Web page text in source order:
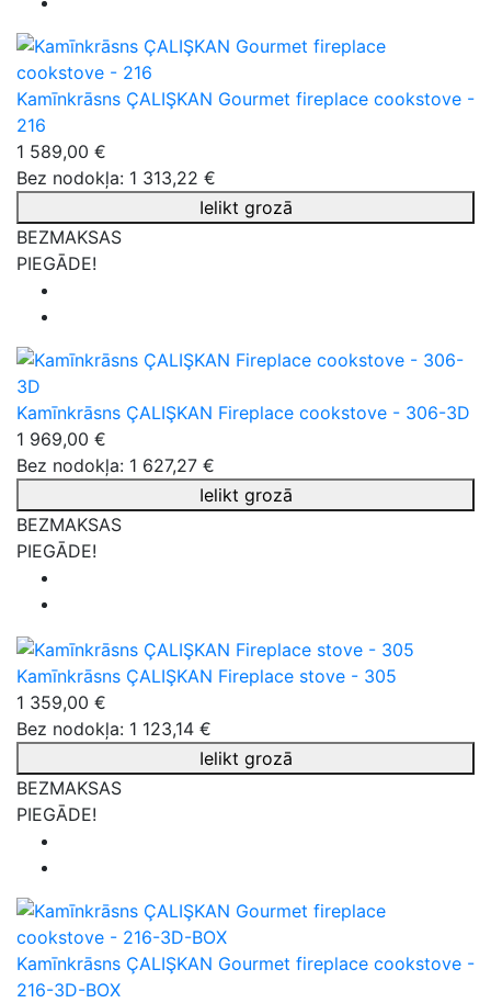
Kamīnkrāsns ÇALIŞKAN Gourmet fireplace cookstove -
216
1 589,00 €
Bez nodokļa: 1 313,22 €
Ielikt grozā
BEZMAKSAS
PIEGĀDE!
Kamīnkrāsns ÇALIŞKAN Fireplace cookstove - 306-3D
1 969,00 €
Bez nodokļa: 1 627,27 €
Ielikt grozā
BEZMAKSAS
PIEGĀDE!
Kamīnkrāsns ÇALIŞKAN Fireplace stove - 305
1 359,00 €
Bez nodokļa: 1 123,14 €
Ielikt grozā
BEZMAKSAS
PIEGĀDE!
Kamīnkrāsns ÇALIŞKAN Gourmet fireplace cookstove -
216-3D-BOX